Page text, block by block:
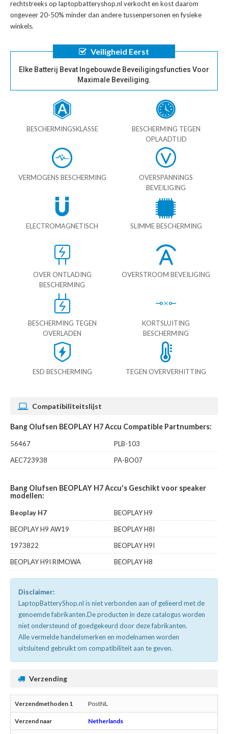
rechtstreeks op laptopbatteryshop.nl verkocht en kost daarom
ongeveer 20-50% minder dan andere tussenpersonen en fysieke
winkels.
Veiligheid Eerst
Elke Batterij Bevat Ingebouwde Beveiligingsfuncties Voor
Maximale Beveiliging.
BESCHERMINGSKLASSE
BESCHERMING TEGEN
OPLAADTIJD
VERMOGENS BESCHERMING
OVERSPANNINGS
BEVEILIGING
ELECTROMAGNETISCH SLIMME BESCHERMING
OVER ONTLADING
BESCHERMING
OVERSTROOM BEVEILIGING
BESCHERMING TEGEN
OVERLADEN
KORTSLUITING
BESCHERMING
ESD BESCHERMING TEGEN OVERVERHITTING
Compatibiliteitslijst
Bang Olufsen BEOPLAY H7 Accu Compatible Partnumbers:
56467
PLB-103
AEC723938
PA-BO07
Bang Olufsen BEOPLAY H7 Accu's Geschikt voor speaker
modellen:
Beoplay H7
BEOPLAY H9
BEOPLAY H9 AW19
BEOPLAY H8I
1973822
BEOPLAY H9I
BEOPLAY H9I RIMOWA
BEOPLAY H8
Disclaimer:
LaptopBatteryShop.nl is niet verbonden aan of gelieerd met de
genoemde fabrikanten.De producten in deze catalogus worden
niet ondersteund of goedgekeurd door deze fabrikanten.
Alle vermelde handelsmerken en modelnamen worden
uitsluitend gebruikt om compatibiliteit aan te geven.
Verzending
PostNL
Netherlands